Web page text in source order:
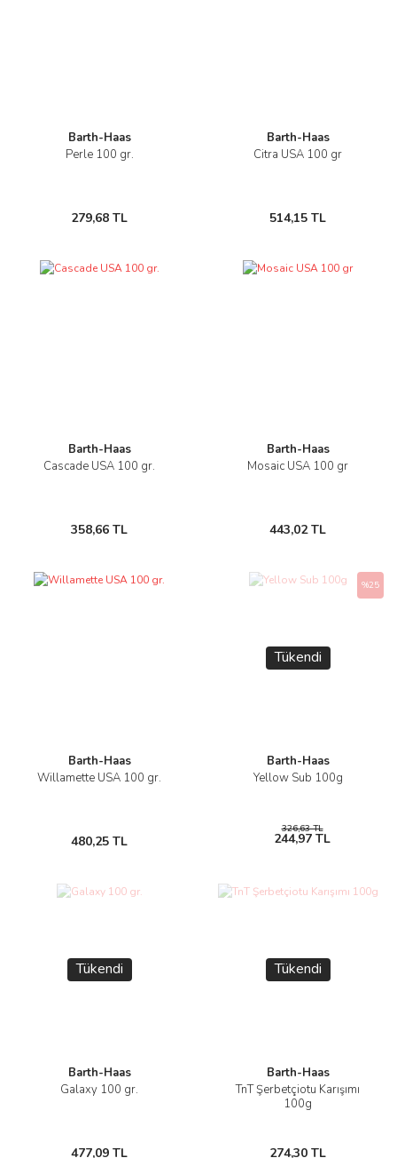
Barth-Haas
Perle 100 gr.
279,68 TL
Barth-Haas
Citra USA 100 gr
514,15 TL
Barth-Haas
Cascade USA 100 gr.
358,66 TL
Barth-Haas
Mosaic USA 100 gr
443,02 TL
Barth-Haas
Willamette USA 100 gr.
480,25 TL
Tükendi
Barth-Haas
Yellow Sub 100g
%25
326,63 TL
244,97 TL
Tükendi
Barth-Haas
Galaxy 100 gr.
477,09 TL
Tükendi
Barth-Haas
TnT Şerbetçiotu Karışımı
100g
274,30 TL